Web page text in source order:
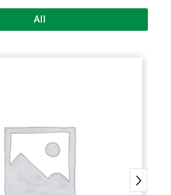
All